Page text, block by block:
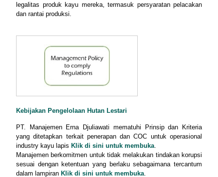
legalitas produk kayu mereka, termasuk persyaratan pelacakan
dan rantai produksi.
Kebijakan Pengelolaan Hutan Lestari
PT. Manajemen Erna Djuliawati mematuhi Prinsip dan Kriteria
yang ditetapkan terkait penerapan dan COC untuk operasional
industry kayu lapis Klik di sini untuk membuka
Manajemen berkomitmen untuk tidak melakukan tindakan korupsi
sesuai dengan ketentuan yang berlaku sebagaimana tercantum
dalam lampiran Klik di sini untuk membuka